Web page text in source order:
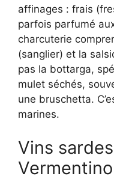
affinages : frais
parfois parfumé
charcuterie
(sanglier) et la
pas la bottarga,
mulet séchés,
une bruschetta.
marines.
Vins